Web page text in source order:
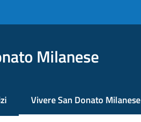
Milanese
Vivere San Donato Milanese
Menu selezionato